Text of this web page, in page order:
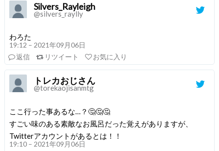
Silvers_Rayleigh
@silvers_raylly
わろた
19:12 – 2021年09月06日
返信
リツイート お気に入り
トレカおじさん
@torekaojisanmtg
ここ行った事あるな…？🤔🤔🤔
すごい味のある素敵なお風呂だった覚えがありますが、
Twitterアカウントがあるとは！！
19:10 – 2021年09月06日